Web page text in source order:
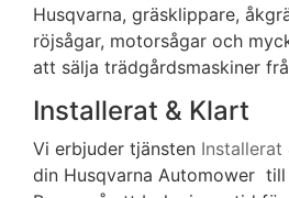
Husqvarna, gräsklippare,
röjsågar, motorsågar och
att sälja trädgårdsmaskiner
Installerat & Klart
Vi erbjuder tjänsten Installerat
din Husqvarna Automower